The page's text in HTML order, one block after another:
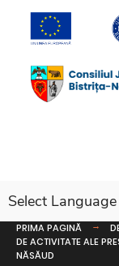
Select Language
PRIMA PAGINĂ
DE ACTIVITATE ALE
NĂSĂUD